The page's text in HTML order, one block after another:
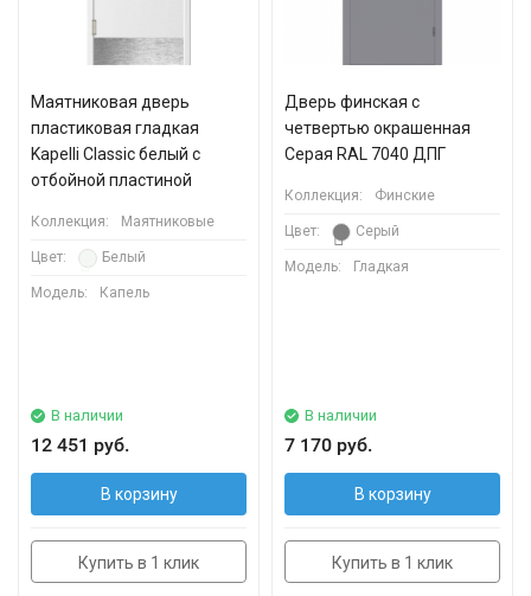
Маятниковая дверь
пластиковая гладкая
Kapelli Classic белый с
отбойной пластиной
Коллекция: Маятниковые
Цвет: Белый
Модель: Капель
В наличии
12 451 руб.
В корзину
Купить в 1 клик
Дверь финская с
четвертью окрашенная
Серая RAL 7040 ДПГ
Коллекция: Финские
Цвет: Серый
Модель: Гладкая
В наличии
7 170 руб.
В корзину
Купить в 1 клик